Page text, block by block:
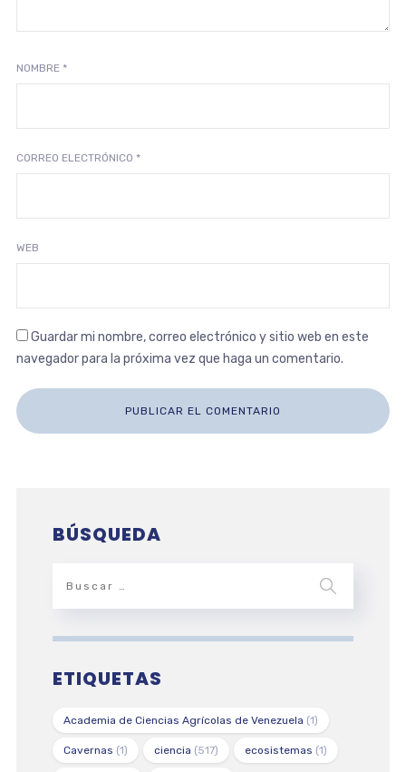
NOMBRE *
CORREO ELECTRÓNICO *
WEB
Guardar mi nombre, correo electrónico y sitio web en este
navegador para la próxima vez que haga un comentario.
BÚSQUEDA
ETIQUETAS
Academia de Ciencias Agrícolas de Venezuela (1)
Cavernas (1) ciencia (517) ecosistemas (1)